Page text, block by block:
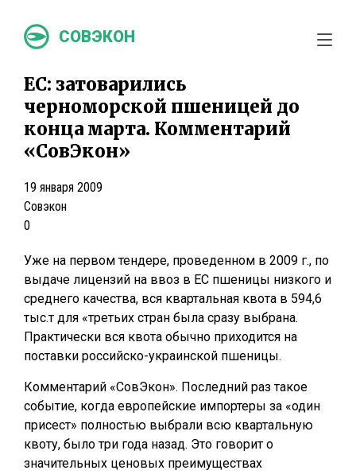
СОВЭКОН
ЕС: затоварились
черноморской пшеницей до
конца марта. Комментарий
«СовЭкон»
19 января 2009
Совэкон
0
Уже на первом тендере, проведенном в 2009 г., по
выдаче лицензий на ввоз в ЕС пшеницы низкого и
среднего качества, вся квартальная квота в 594,6
тыс.т для «третьих стран была сразу выбрана.
Практически вся квота обычно приходится на
поставки российско-украинской пшеницы.
Комментарий «СовЭкон». Последний раз такое
событие, когда европейские импортеры за «один
присест» полностью выбрали всю квартальную
квоту, было три года назад. Это говорит о
значительных ценовых преимуществах